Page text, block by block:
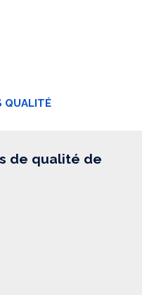
QUALITÉ
de qualité de